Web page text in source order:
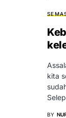
kita
BY